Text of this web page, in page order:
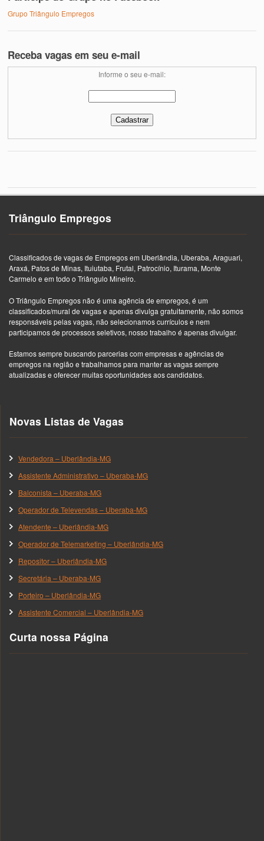
Grupo Triângulo Empregos
Receba vagas em seu e-mail
Informe o seu e-mail:
Triângulo Empregos
Classificados de vagas de Empregos em Uberlândia, Uberaba, Araguari,
Araxá, Patos de Minas, Ituiutaba, Frutal, Patrocínio, Iturama, Monte
Carmelo e em todo o Triângulo Mineiro.
O Triângulo Empregos não é uma agência de empregos, é um
classificados/mural de vagas e apenas divulga gratuitamente, não somos
responsáveis pelas vagas, não selecionamos currículos e nem
participamos de processos seletivos, nosso trabalho é apenas divulgar.
Estamos sempre buscando parcerias com empresas e agências de
empregos na região e trabalhamos para manter as vagas sempre
atualizadas e oferecer muitas oportunidades aos candidatos.
Novas Listas de Vagas
Vendedora – Uberlândia-MG
Assistente Administrativo – Uberaba-MG
Balconista – Uberaba-MG
Operador de Televendas – Uberaba-MG
Atendente – Uberlândia-MG
Operador de Telemarketing – Uberlândia-MG
Repositor – Uberlândia-MG
Secretária – Uberaba-MG
Porteiro – Uberlândia-MG
Assistente Comercial – Uberlândia-MG
Curta nossa Página